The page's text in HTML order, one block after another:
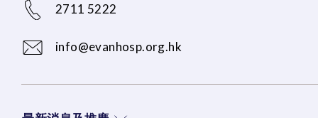
2711 5222
info@evanhosp.org.hk